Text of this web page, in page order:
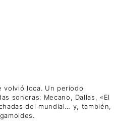
volvió loca. Un periodo
sonoras: Mecano, Dallas, «El
del mundial… y, también,